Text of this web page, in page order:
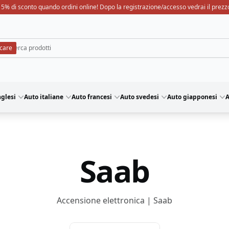
di sconto quando ordini online! Dopo la registrazione/accesso vedrai il
Auto italiane Auto francesi Auto svedesi Auto giapponesi
Saab
Accensione elettronica | Saab